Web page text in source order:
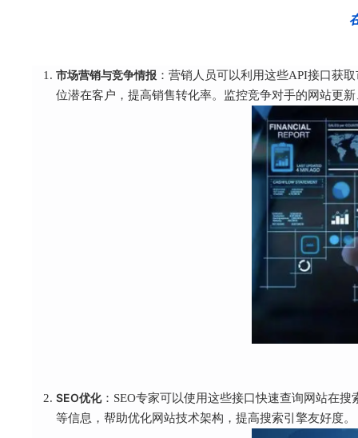
市场营销与竞争情报 ：营销人员可以利用这些API接口获
位潜在客户，提高销售转化率。监控竞争对手的网站更
SEO优化：SEO专家可以使用这些接口快速查询网站在
等信息，帮助优化网站技术架构，提高搜索引擎友好度。